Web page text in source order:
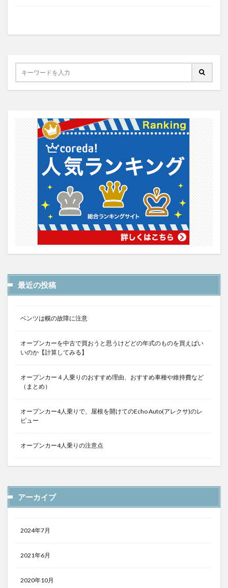
最近の投稿
ベンツは幌の故障に注意
オープンカーを中古で買おうと思うけどどの年式のものを買えばい
いのか【計算してみる】
オープンカー４人乗りのおすすめ理由、おすすめ車種や維持費など
（まとめ）
オープンカー4人乗りで、屋根を開けてのEcho Auto(アレクサ)のレ
ビュー
オープンカー4人乗りの注意点
アーカイブ
2024年7月
2021年6月
2020年10月